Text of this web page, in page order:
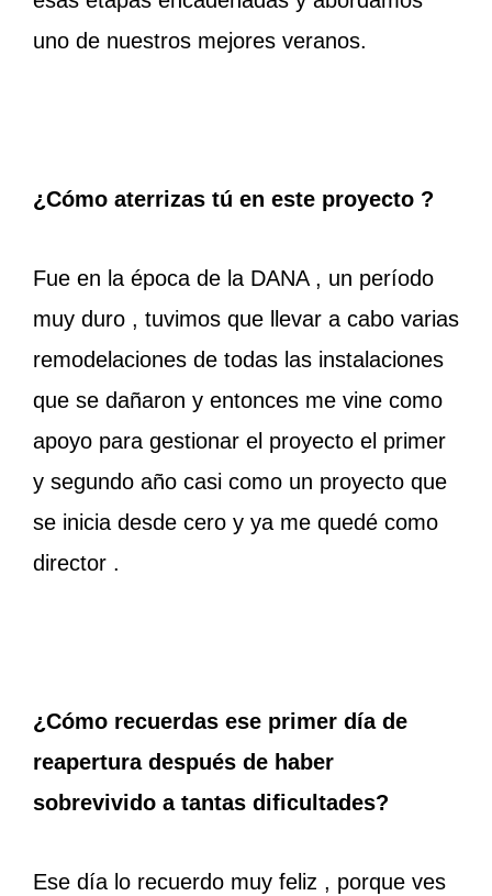
uno de nuestros mejores veranos.
¿Cómo aterrizas tú en este proyecto ?
Fue en la época de la DANA , un período
muy duro , tuvimos que llevar a cabo varias
remodelaciones de todas las instalaciones
que se dañaron y entonces me vine como
apoyo para gestionar el proyecto el primer
y segundo año casi como un proyecto que
se inicia desde cero y ya me quedé como
director .
¿Cómo recuerdas ese primer día de
reapertura después de haber
sobrevivido a tantas dificultades?
Ese día lo recuerdo muy feliz , porque ves